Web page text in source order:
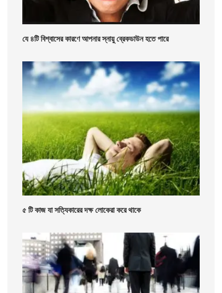
যে ৪টি বিশ্বাসের কারণে আপনার স্নায়ু ব্রেকডাউন হতে পারে
৫ টি কাজ যা সত্যিকারের দক্ষ লোকেরা করে থাকে